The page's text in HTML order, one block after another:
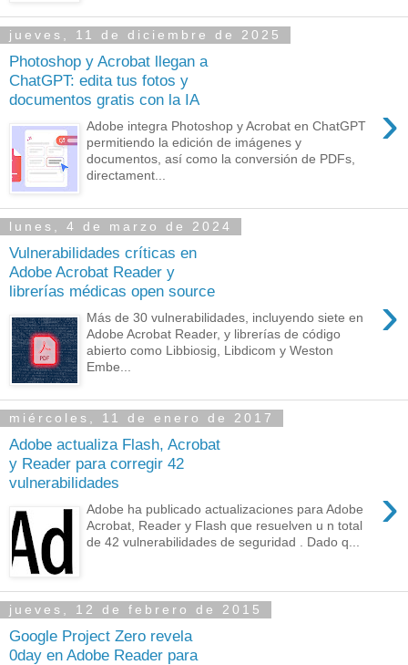
jueves, 11 de diciembre de 2025
Photoshop y Acrobat llegan a
ChatGPT: edita tus fotos y
documentos gratis con la IA
›
Adobe integra Photoshop y Acrobat en ChatGPT
permitiendo la edición de imágenes y
documentos, así como la conversión de PDFs,
directament...
lunes, 4 de marzo de 2024
Vulnerabilidades críticas en
Adobe Acrobat Reader y
librerías médicas open source
›
Más de 30 vulnerabilidades, incluyendo siete en
Adobe Acrobat Reader, y librerías de código
abierto como Libbiosig, Libdicom y Weston
Embe...
miércoles, 11 de enero de 2017
Adobe actualiza Flash, Acrobat
y Reader para corregir 42
vulnerabilidades
›
Adobe ha publicado actualizaciones para Adobe
Acrobat, Reader y Flash que resuelven u n total
de 42 vulnerabilidades de seguridad . Dado q...
jueves, 12 de febrero de 2015
Google Project Zero revela
0day en Adobe Reader para